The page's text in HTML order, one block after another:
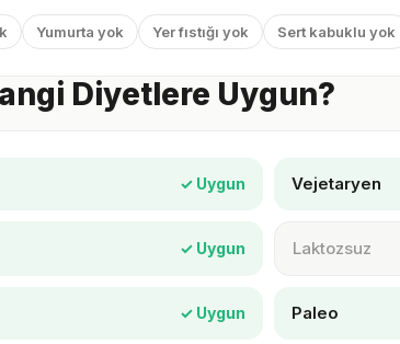
Yumurta yok Yer fıstığı yok Sert kabuklu yok
Diyetlere Uygun?
✓ Uygun Vejetaryen
✓ Uygun Laktozsuz
✓ Uygun Paleo